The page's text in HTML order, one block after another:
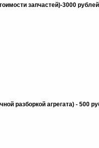
запчастей)-3000
разборкой агрегата) - 500